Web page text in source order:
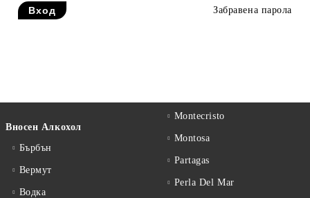
Забравена парола
Вносен Алкохол
Бърбън
Вермут
Водка
Montecristo
Montosa
Partagas
Perla Del Mar